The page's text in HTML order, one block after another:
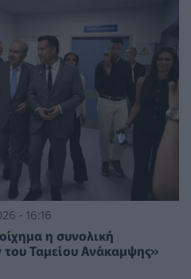
- 16:16
η συνολική
Ταμείου Ανάκαμψης»